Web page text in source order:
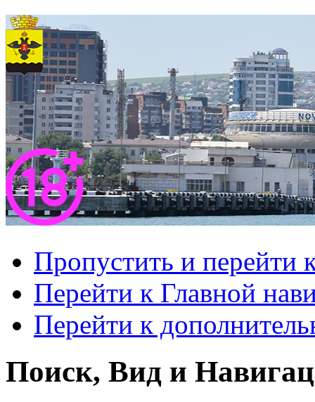
Пропустить и перейти
Перейти к Главной
Перейти к
Поиск, Вид и